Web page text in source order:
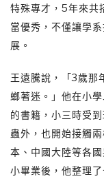
特殊專才，5年來共
當優秀，不僅讓學
展。
王遠騰說，「3歲那
螂著迷。」他在小
的書籍，小三時受
蟲外，也開始接觸
本、中國大陸等各
小畢業後，他整理